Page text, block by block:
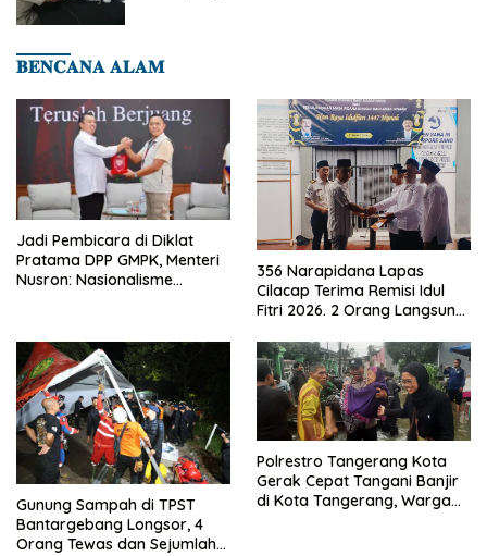
𝐁𝐄𝐍𝐂𝐀𝐍𝐀 𝐀𝐋𝐀𝐌
Jadi Pembicara di Diklat
Pratama DPP GMPK, Menteri
Nusron: Nasionalisme
356 Narapidana Lapas
Cilacap Terima Remisi Idul
Fitri 2026. 2 Orang Langsung
Gunung Sampah di TPST
Bantargebang Longsor, 4
Orang Tewas dan Sejumlah
Polrestro Tangerang Kota
Gerak Cepat Tangani Banjir
di Kota Tangerang, Warga